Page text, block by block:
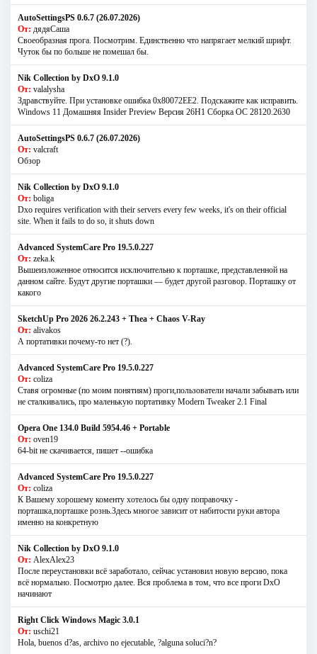
AutoSettingsPS 0.6.7 (26.07.2026)
От: дядяСаша
Своеобразная прога. Посмотрим. Единственно что напрягает мелкий шрифт.
Чуток бы по больше не помешал бы.
Nik Collection by DxO 9.1.0
От: valalysha
Здравствуйте. При установке ошибка 0х80072EE2. Подскажите как исправить.
Windows 11 Домашняя Insider Preview Версия 26H1 Сборка ОС 28120.2630
AutoSettingsPS 0.6.7 (26.07.2026)
От: valcraft
Обзор
Nik Collection by DxO 9.1.0
От: boliga
Dxo requires verification with their servers every few weeks, it's on their official
site. When it fails to do so, it shuts down
Advanced SystemCare Pro 19.5.0.227
От: zeka.k
Вышеизложенное относится исключительно к порташке, представленной на
данном сайте. Будут другие порташки — будет другой разговор. Порташку от
какого
SketchUp Pro 2026 26.2.243 + Thea + Chaos V-Ray
От: alivakos
А портативки почему-то нет (?).
Advanced SystemCare Pro 19.5.0.227
От: coliza
Ставя огромные (по моим понятиям) проги,пользователи начали забывать или
не сталкивались, про маленькую портативку Modern Tweaker 2.1 Final
Opera One 134.0 Build 5954.46 + Portable
От: oven19
64-bit не скачивается, пишет --ошибка
Advanced SystemCare Pro 19.5.0.227
От: coliza
К Вашему хорошему коменту хотелось бы одну поправочку -
порташка,порташке рознь.Здесь многое зависит от набитости руки автора
именно на конкретную
Nik Collection by DxO 9.1.0
От: AlexAlex23
После переустановки всё заработало, сейчас установил новую версию, пока
всё нормально. Посмотрю далее. Вся проблема в том, что все проги DxO
начинают
Right Click Windows Magic 3.0.1
От: uschi21
Hola, buenos d?as, archivo no ejecutable, ?alguna soluci?n?